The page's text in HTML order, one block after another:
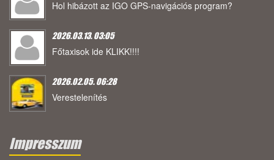
Hol hibázott az IGO GPS-navigációs program?
2026.03.13. 03:05
Főtaxisok ide KLIKK!!!!
2026.02.05. 06:28
Verestelenítés
Impresszum